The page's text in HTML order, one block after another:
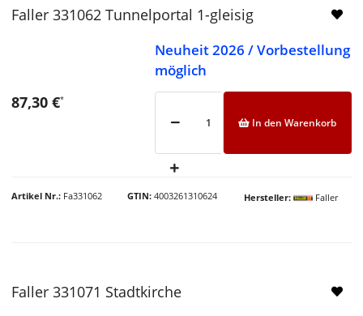
Faller 331062 Tunnelportal 1-gleisig
Neuheit 2026 / Vorbestellung
möglich
Artikel Nr. Fa331062 GTIN 4003261310624 Hersteller Faller
87,30 €*
In den Warenkorb
Faller 331071 Stadtkirche